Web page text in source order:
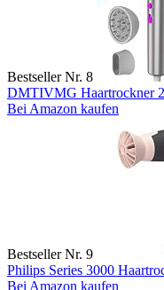
Bestseller Nr. 8
DMTIVMG Haartrockner
Bei Amazon kaufen
Bestseller Nr. 9
Philips Series 3000
Bei Amazon kaufen